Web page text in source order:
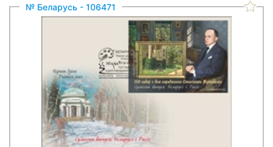
№ Беларусь - 106471